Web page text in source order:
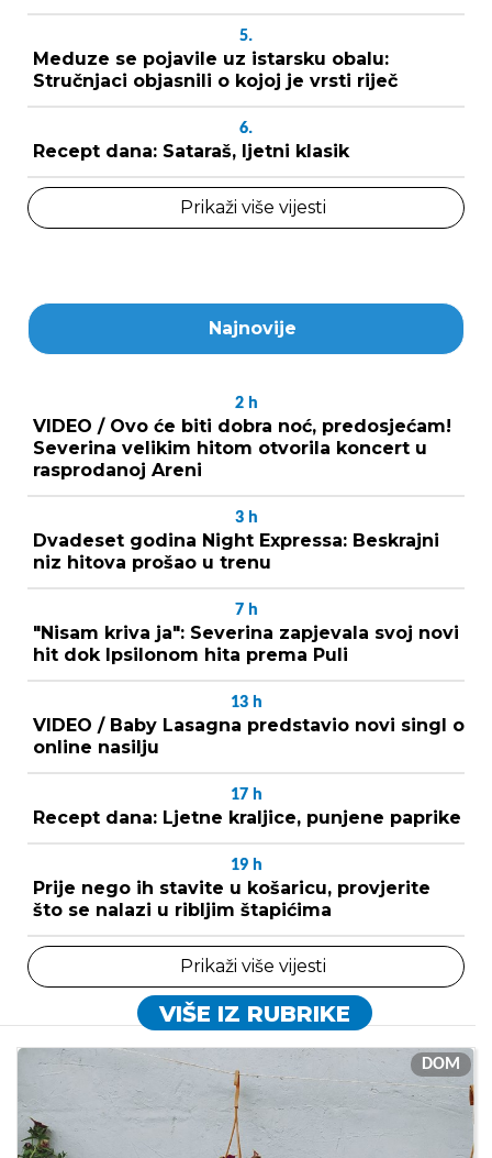
5.
Meduze se pojavile uz istarsku obalu:
Stručnjaci objasnili o kojoj je vrsti riječ
6.
Recept dana: Sataraš, ljetni klasik
Prikaži više vijesti
Najnovije
2 h
VIDEO / Ovo će biti dobra noć, predosjećam!
Severina velikim hitom otvorila koncert u
rasprodanoj Areni
3 h
Dvadeset godina Night Expressa: Beskrajni
niz hitova prošao u trenu
7 h
"Nisam kriva ja": Severina zapjevala svoj novi
hit dok Ipsilonom hita prema Puli
13 h
VIDEO / Baby Lasagna predstavio novi singl o
online nasilju
17 h
Recept dana: Ljetne kraljice, punjene paprike
19 h
Prije nego ih stavite u košaricu, provjerite
što se nalazi u ribljim štapićima
Prikaži više vijesti
VIŠE IZ RUBRIKE
DOM